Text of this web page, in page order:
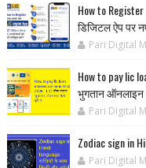
How to
डिजिटल ऐप पर
Pari Digital
How to pay lic
भुगतान
Pari Digital
Zodiac sign in
Pari Digital